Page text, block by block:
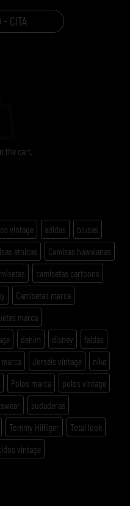
- CITA
the cart.
vintage adidas
blusas
etnicas
Camisas hawaianas
camisetas cartoons
Camisetas marca
marca
denim disney
faldas
Jerséis vintage
nike
Polos marca
polos vintage
sudaderas
Tommy Hilfiger
Total look
vintage